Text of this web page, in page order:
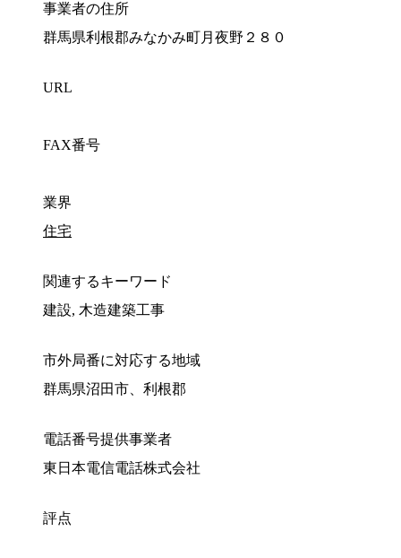
事業者の住所
群馬県利根郡みなかみ町月夜野２８０
URL
FAX番号
業界
住宅
関連するキーワード
建設, 木造建築工事
市外局番に対応する地域
群馬県沼田市、利根郡
電話番号提供事業者
東日本電信電話株式会社
評点